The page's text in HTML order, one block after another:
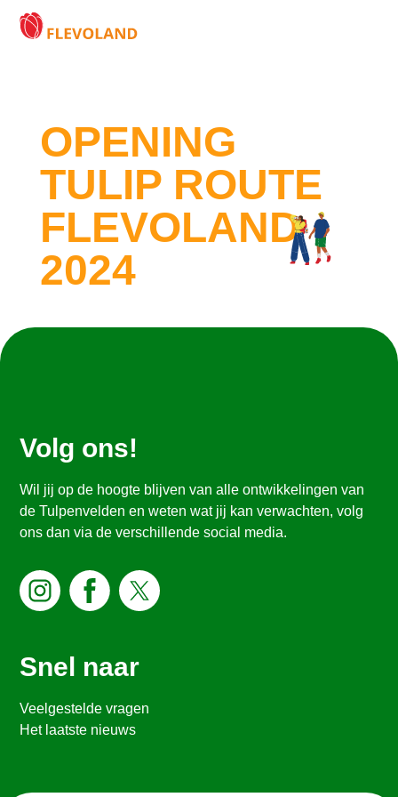
OPENING
TULIP ROUTE
FLEVOLAND
2024
Volg ons!
Wil jij op de hoogte blijven van alle ontwikkelingen van
de Tulpenvelden en weten wat jij kan verwachten, volg
ons dan via de verschillende social media.
Snel naar
Veelgestelde vragen
Het laatste nieuws